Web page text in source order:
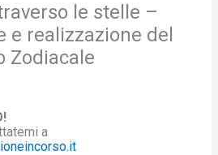
le stelle –
e realizzazione del
Zodiacale
a